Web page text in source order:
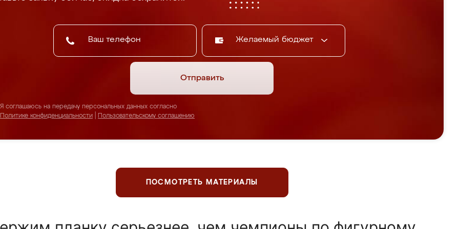
Желаемый бюджет
Отправить
Я соглашаюсь на передачу персональных данных согласно
Политике конфиденциальности
Пользовательскому соглашению
ПОСМОТРЕТЬ МАТЕРИАЛЫ